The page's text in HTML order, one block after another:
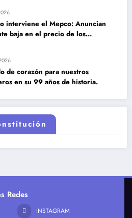
interviene el Mepco: Anuncian
baja en el precio de los
de corazón para nuestros
en su 99 años de historia.
Redes
INSTAGRAM